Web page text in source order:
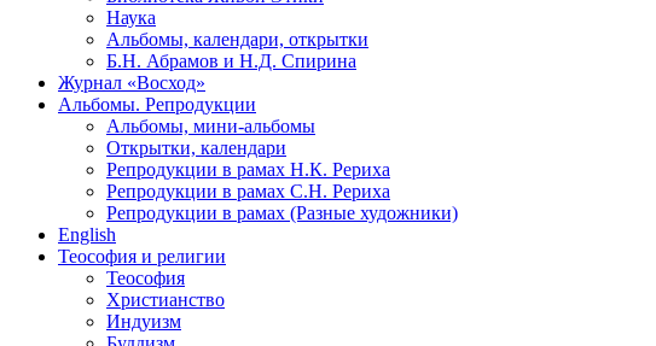
Наука
Альбомы, календари, открытки
Б.Н. Абрамов и Н.Д. Спирина
Журнал «Восход»
Альбомы. Репродукции
Альбомы, мини-альбомы
Открытки, календари
Репродукции в рамах Н.К. Рериха
Репродукции в рамах С.Н. Рериха
Репродукции в рамах (Разные художники)
English
Теософия и религии
Теософия
Христианство
Индуизм